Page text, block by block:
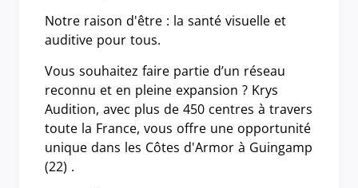
Notre raison d'être : la santé visuelle et
auditive pour tous.
Vous souhaitez faire partie d’un réseau
reconnu et en pleine expansion ? Krys
Audition, avec plus de 450 centres à travers
toute la France, vous offre une opportunité
unique dans les Côtes d'Armor à Guingamp
(22) .